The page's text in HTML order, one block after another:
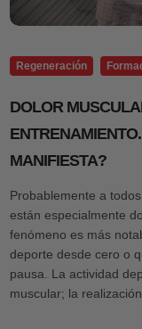
Regeneración
DOLOR
MANIFIESTA?
Probablemente a
están especialmente
fenómeno es más
deporte desde cero o
pausa. La actividad
muscular; la